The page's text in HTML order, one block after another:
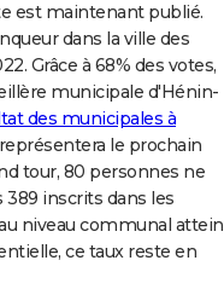
est maintenant publié.
dans la ville des
Grâce à 68% des votes,
municipale d'Hénin-
des municipales à
le prochain
tour, 80 personnes ne
inscrits dans les
niveau communal
ce taux reste en